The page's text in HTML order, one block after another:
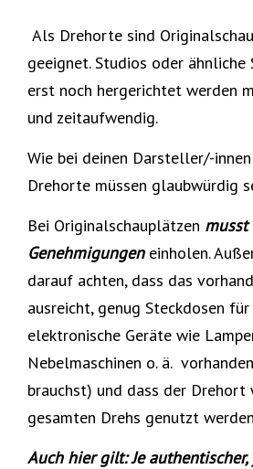
Als Drehorte sind
geeignet. Studios oder ähnliche
erst noch hergerichtet werden
und zeitaufwendig.
Wie bei deinen Darsteller/-
Drehorte müssen glaubwürdig
Bei Originalschauplätzen musst
Genehmigungeneinholen.
darauf achten, dass das
ausreicht, genug Steckdosen
elektronische Geräte wie
Nebelmaschinen o. ä.
brauchst) und dass der Drehort
gesamten Drehs genutzt
Auch hier gilt: Je authentischer,